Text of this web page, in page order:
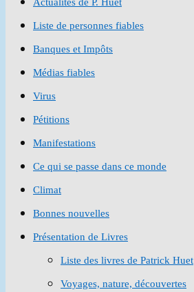
Liste de personnes fiables
Banques et Impôts
Médias fiables
Virus
Pétitions
Manifestations
Ce qui se passe dans ce monde
Climat
Bonnes nouvelles
Présentation de Livres
Liste des livres de Patrick Huet
Voyages, nature, découvertes